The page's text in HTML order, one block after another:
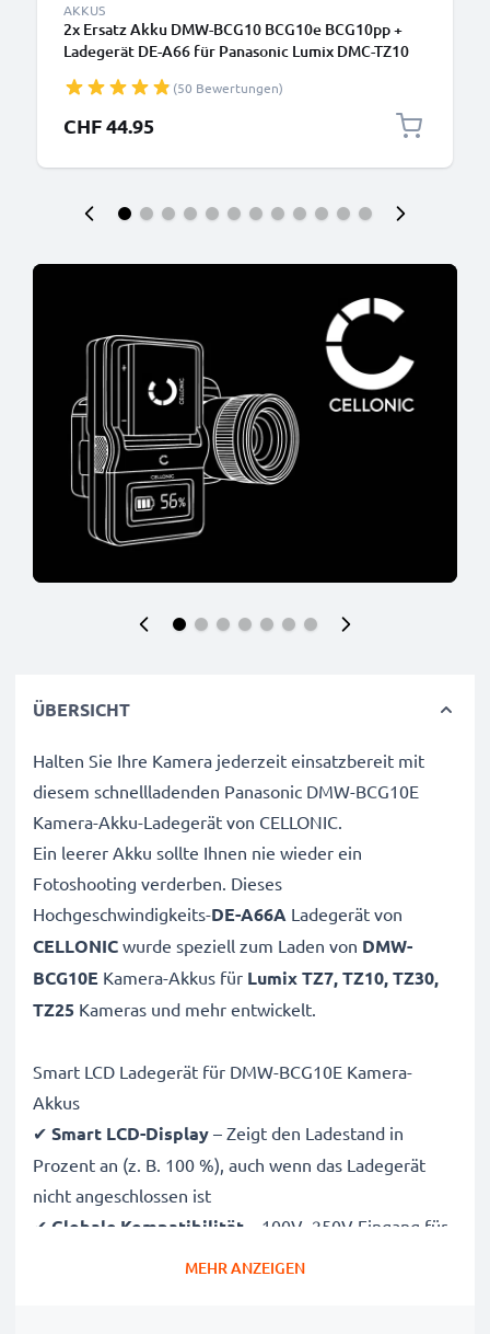
AKKUS
2x Ersatz Akku DMW-BCG10 BCG10e BCG10pp +
Ladegerät DE-A66 für Panasonic Lumix DMC-TZ10
ZX1 Kamera - 890mAh Ersatzakku Batterie,
Ladekabel, Akkuladegerät
(50 Bewertungen)
CHF 44.95
ÜBERSICHT
Halten Sie Ihre Kamera jederzeit einsatzbereit mit
diesem schnellladenden Panasonic DMW-BCG10E
Kamera-Akku-Ladegerät von CELLONIC.
Ein leerer Akku sollte Ihnen nie wieder ein
Fotoshooting verderben. Dieses
Hochgeschwindigkeits-DE-A66A Ladegerät von
CELLONIC wurde speziell zum Laden von DMW-
BCG10E Kamera-Akkus für Lumix TZ7, TZ10, TZ30,
TZ25 Kameras und mehr entwickelt.
Smart LCD Ladegerät für DMW-BCG10E Kamera-
Akkus
✔ Smart LCD-Display – Zeigt den Ladestand in
Prozent an (z. B. 100 %), auch wenn das Ladegerät
nicht angeschlossen ist
✔ Globale Kompatibilität – 100V–250V Eingang für
MEHR ANZEIGEN